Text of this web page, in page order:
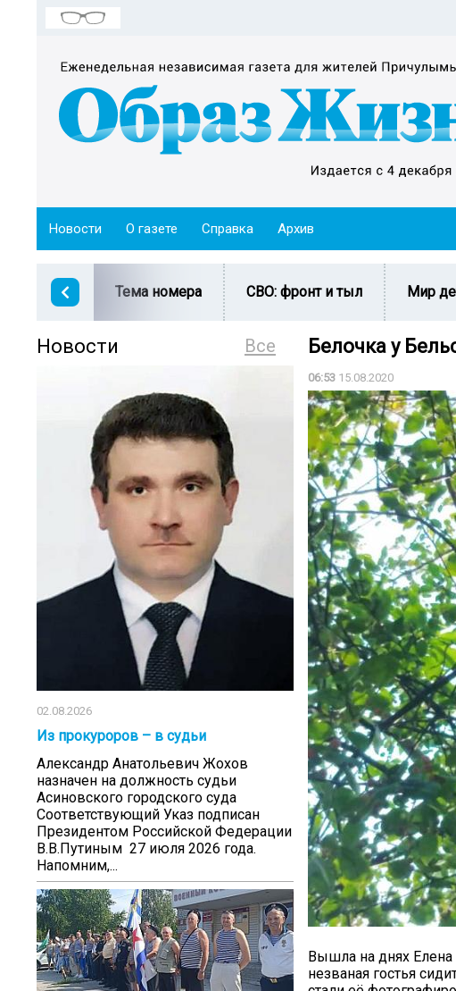
Новости О газете Справка Архив
Тема номера СВО: фронт и тыл Мир
Все
Новости
02.08.2026
Из прокуроров – в судьи
Александр Анатольевич Жохов
назначен на должность судьи
Асиновского городского суда
Соответствующий Указ подписан
Президентом Российской Федерации
В.В.Путиным 27 июля 2026 года.
Напомним,...
Белочка у
06:53 15.08.2020
Вышла на днях Елена
незваная гостья